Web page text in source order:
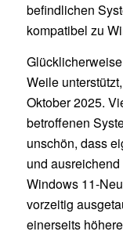
befindlichen
kompatibel zu
Weile
Oktober 2025.
betroffenen
unschön, dass
und
Windows 11-
vorzeitig
einerseits